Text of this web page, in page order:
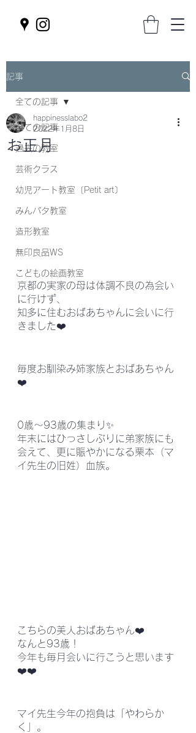
記事
全ての記事
過去の教室
芸術クラス
幼児アート教室〔Petit art〕
みんパタ教室
造形教室
無印良品WS
こどもの絵画教室
全ての記事
お正月
happinesslabo2
2022年1月8日
京都の実家の母は体調不良の為会い
に行けず、
知多に住むおばあちゃんに会いに行
きました❤️
毎度お馴染み姉家族とおばあちゃん
❤️
0歳〜93歳の集まり✨
年末にはひっさしぶりに弟家族にも
会えて、更に賑やかになる栗本（マ
イ先生の旧姓）血族。
こちらの美人おばあちゃん❤️
なんと93歳！
今年も毎月会いに行こうと思います
❤️❤️
マイ先生今年の抱負は「やわらか
く」。